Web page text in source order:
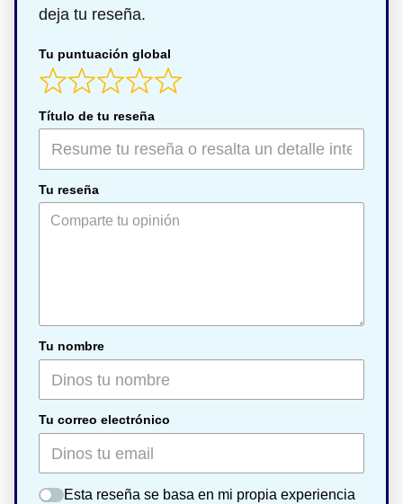
deja tu reseña.
Tu puntuación global
Título de tu reseña
Tu reseña
Tu nombre
Tu correo electrónico
Esta reseña se basa en mi propia experiencia